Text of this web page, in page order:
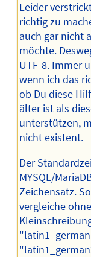
Leider
richtig zu
auch gar nicht
möchte.
UTF-8. Immer
wenn ich das
ob Du diese
älter ist als
unterstützen,
nicht existent.
Der
MYSQL/
Zeichensatz.
vergleiche